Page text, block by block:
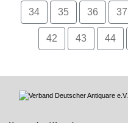
34 35 36 37
42 43 44